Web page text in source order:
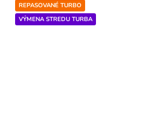
REPASOVANÉ TURBO
VÝMENA STREDU TURBA